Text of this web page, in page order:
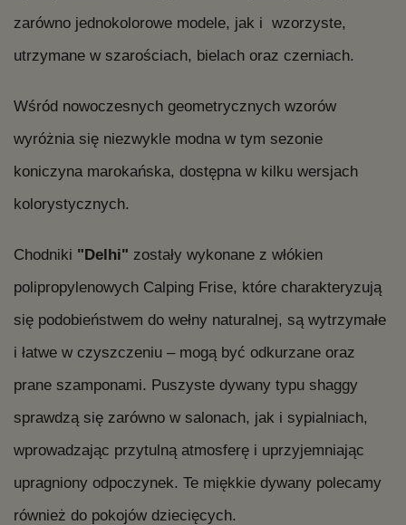
zarówno jednokolorowe modele, jak i wzorzyste,
utrzymane w szarościach, bielach oraz czerniach.
Wśród nowoczesnych geometrycznych wzorów
wyróżnia się niezwykle modna w tym sezonie
koniczyna marokańska, dostępna w kilku wersjach
kolorystycznych.
Chodniki "Delhi" zostały wykonane z włókien
polipropylenowych Calping Frise, które charakteryzują
się podobieństwem do wełny naturalnej, są wytrzymałe
i łatwe w czyszczeniu – mogą być odkurzane oraz
prane szamponami. Puszyste dywany typu shaggy
sprawdzą się zarówno w salonach, jak i sypialniach,
wprowadzając przytulną atmosferę i uprzyjemniając
upragniony odpoczynek. Te miękkie dywany polecamy
również do pokojów dziecięcych.